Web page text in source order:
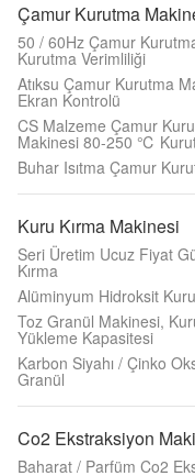
Çamur Kurutma
50 / 60Hz Çamur
Kurutma Verimliliği
Atıksu Çamur Kurutma
Ekran Kontrolü
CS Malzeme Çamur
Makinesi 80-250 ℃
Buhar Isıtma Çamur
Kuru Kırma Makinesi
Seri Üretim Ucuz Fiyat
Kırma
Alüminyum Hidroksit
Toz Granül Makinesi,
Yükleme Kapasitesi
Karbon Siyahı / Çinko
Granül
Co2 Ekstraksiyon
Baharat / Parfüm Co2